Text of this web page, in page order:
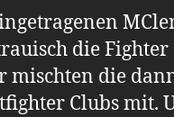
die Fighter
mischten die
Clubs mit.